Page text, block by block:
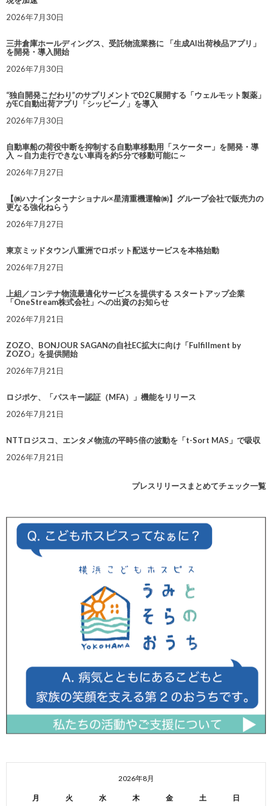
2026年7月30日
三井倉庫ホールディングス、受託物流業務に 「生成AI出荷検品アプリ」
を開発・導入開始
2026年7月30日
“独自開発こだわり”のサプリメントでD2C展開する「ウェルモット製薬」
がEC自動出荷アプリ「シッピーノ」を導入
2026年7月30日
自動車船の荷役中断を抑制する自動車移動用「スケーター」を開発・導
入 ～自力走行できない車両を約5分で移動可能に～
2026年7月27日
【㈱ハナインターナショナル×星清重機運輸㈱】グループ会社で販売力の
更なる強化ねらう
2026年7月27日
東京ミッドタウン八重洲でロボット配送サービスを本格始動
2026年7月27日
上組／コンテナ物流最適化サービスを提供する スタートアップ企業
「OneStream株式会社」への出資のお知らせ
2026年7月21日
ZOZO、BONJOUR SAGANの自社EC拡大に向け「Fulfillment by
ZOZO」を提供開始
2026年7月21日
ロジポケ、「パスキー認証（MFA）」機能をリリース
2026年7月21日
NTTロジスコ、エンタメ物流の平時5倍の波動を「t-Sort MAS」で吸収
2026年7月21日
プレスリリースまとめてチェック一覧
2026年8月
月 火 水 木 金 土 日